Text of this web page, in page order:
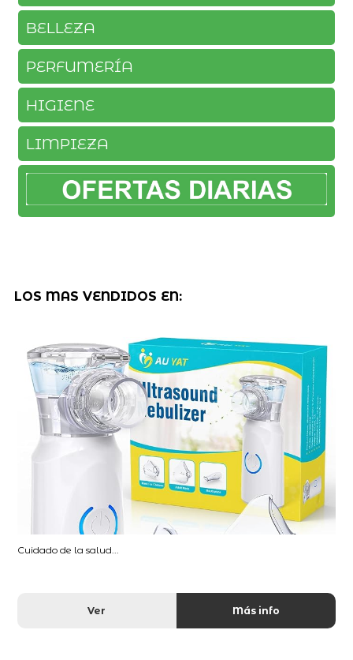
BELLEZA
PERFUMERÍA
HIGIENE
LIMPIEZA
LOS MAS VENDIDOS EN:
Cuidado de la salud...
Ver Más info